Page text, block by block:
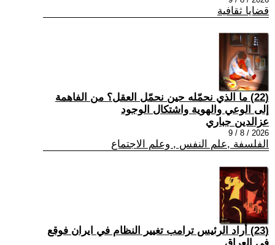
قضايا ثقافية
(22) ما الذي نحمّله حين نحمّل العقل؟ من الفاهمة
إلى الوعي والهوية واشتكال الوجود
عزالدين جباري
2026 / 8 / 9
الفلسفة ,علم النفس , وعلم الاجتماع
(23) أراد الرئيس ترامب تغيير النظام في ايران فوقع